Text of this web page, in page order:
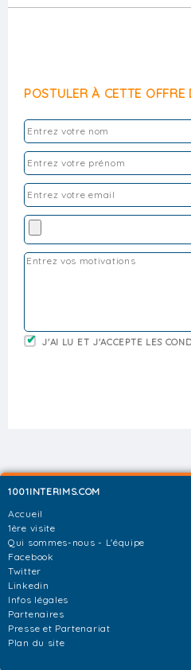
POSTULER À CETTE OFFRE
J'AI LU ET J'ACCEPTE LES
1001INTERIMS.COM
Accueil
1ère visite
Qui sommes-nous - L'équipe
Facebook
Twitter
Linkedin
Infos légales
Partenaires
Presse et Partenariat
Plan du site